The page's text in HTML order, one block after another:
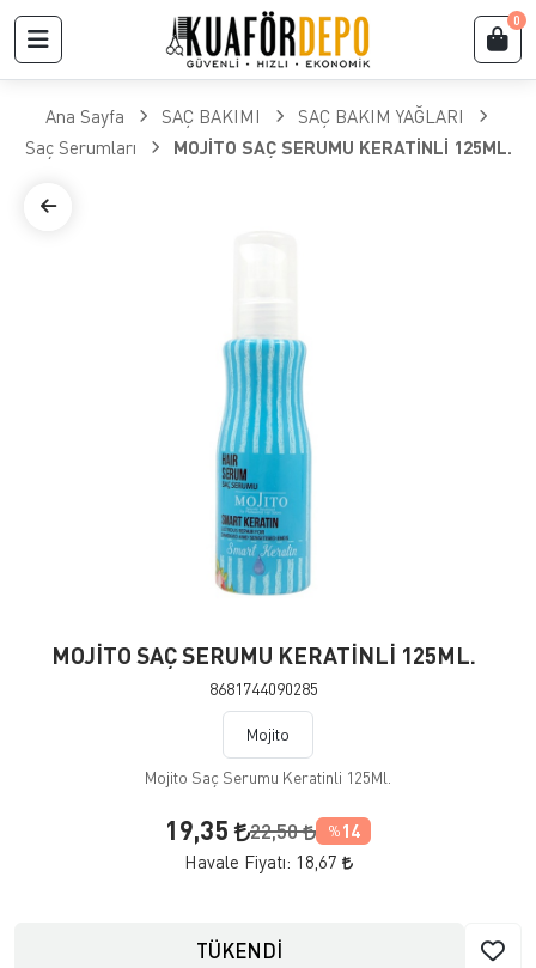
0
Ana Sayfa SAÇ BAKIMI
SAÇ BAKIM YAĞLARI
Saç Serumları
MOJİTO SAÇ SERUMU KERATİNLİ 125ML.
MOJİTO SAÇ SERUMU KERATİNLİ 125ML.
8681744090285
Mojito
Mojito Saç Serumu Keratinli 125Ml.
19,35 22,50 % 14
Havale Fiyatı: 18,67
TÜKENDİ